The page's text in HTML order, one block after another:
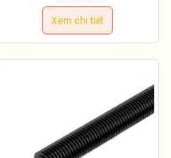
Xem chi tiết